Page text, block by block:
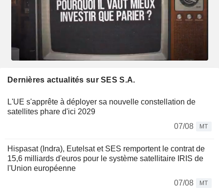
Dernières actualités sur SES S.A.
L'UE s'apprête à déployer sa nouvelle constellation de
satellites phare d'ici 2029
07/08
MT
Hispasat (Indra), Eutelsat et SES remportent le contrat de
15,6 milliards d'euros pour le système satellitaire IRIS de
l'Union européenne
07/08
MT